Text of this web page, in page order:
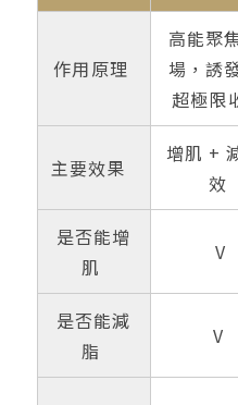
作用原理
高能聚
場，誘
超極限
主要效果
增肌 +
效
是否能增
肌
V
是否能減
脂
V